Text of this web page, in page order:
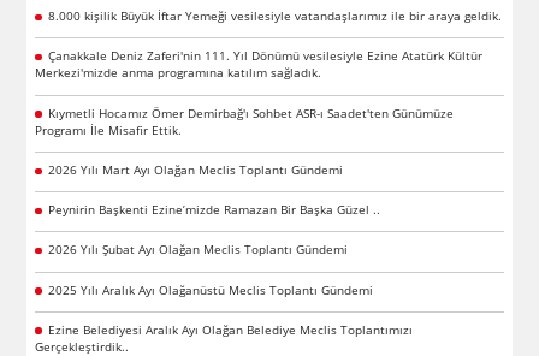
8.000 kişilik Büyük İftar Yemeği vesilesiyle vatandaşlarımız ile bir araya geldik.
Çanakkale Deniz Zaferi'nin 111. Yıl Dönümü vesilesiyle Ezine Atatürk Kültür
Merkezi'mizde anma programına katılım sağladık.
Kıymetli Hocamız Ömer Demirbağ'ı Sohbet ASR-ı Saadet'ten Günümüze
Programı İle Misafir Ettik.
2026 Yılı Mart Ayı Olağan Meclis Toplantı Gündemi
Peynirin Başkenti Ezine’mizde Ramazan Bir Başka Güzel ..
2026 Yılı Şubat Ayı Olağan Meclis Toplantı Gündemi
2025 Yılı Aralık Ayı Olağanüstü Meclis Toplantı Gündemi
Ezine Belediyesi Aralık Ayı Olağan Belediye Meclis Toplantımızı
Gerçekleştirdik..